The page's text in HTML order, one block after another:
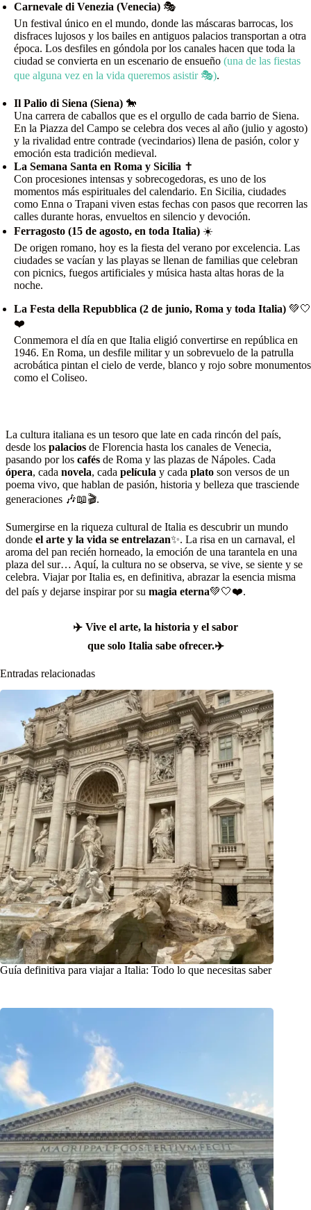
Carnevale di Venezia (Venecia) 🎭
Un festival único en el mundo, donde las máscaras barrocas, los
disfraces lujosos y los bailes en antiguos palacios transportan a otra
época. Los desfiles en góndola por los canales hacen que toda la
ciudad se convierta en un escenario de ensueño (una de las fiestas
que alguna vez en la vida queremos asistir 🎭).
Il Palio di Siena (Siena) 🐎
Una carrera de caballos que es el orgullo de cada barrio de Siena.
En la Piazza del Campo se celebra dos veces al año (julio y agosto)
y la rivalidad entre contrade (vecindarios) llena de pasión, color y
emoción esta tradición medieval.
La Semana Santa en Roma y Sicilia ✝️
Con procesiones intensas y sobrecogedoras, es uno de los
momentos más espirituales del calendario. En Sicilia, ciudades
como Enna o Trapani viven estas fechas con pasos que recorren las
calles durante horas, envueltos en silencio y devoción.
Ferragosto (15 de agosto, en toda Italia) ☀️
De origen romano, hoy es la fiesta del verano por excelencia. Las
ciudades se vacían y las playas se llenan de familias que celebran
con picnics, fuegos artificiales y música hasta altas horas de la
noche.
La Festa della Repubblica (2 de junio, Roma y toda Italia) 💚🤍
❤️
Conmemora el día en que Italia eligió convertirse en república en
1946. En Roma, un desfile militar y un sobrevuelo de la patrulla
acrobática pintan el cielo de verde, blanco y rojo sobre monumentos
como el Coliseo.
La cultura italiana es un tesoro que late en cada rincón del país,
desde los palacios de Florencia hasta los canales de Venecia,
pasando por los cafés de Roma y las plazas de Nápoles. Cada
ópera, cada novela, cada película y cada plato son versos de un
poema vivo, que hablan de pasión, historia y belleza que trasciende
generaciones 🎶📖🎬.
Sumergirse en la riqueza cultural de Italia es descubrir un mundo
donde el arte y la vida se entrelazan✨. La risa en un carnaval, el
aroma del pan recién horneado, la emoción de una tarantela en una
plaza del sur… Aquí, la cultura no se observa, se vive, se siente y se
celebra. Viajar por Italia es, en definitiva, abrazar la esencia misma
del país y dejarse inspirar por su magia eterna💚🤍❤️.
✈️ Vive el arte, la historia y el sabor
que solo Italia sabe ofrecer.✈️
Entradas relacionadas
Guía definitiva para viajar a Italia: Todo lo que necesitas saber